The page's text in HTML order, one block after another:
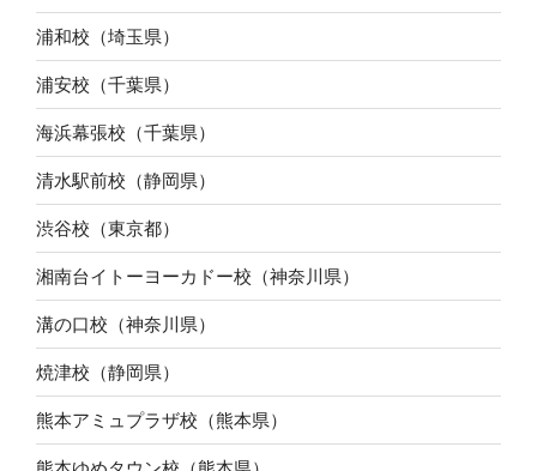
浦和校（埼玉県）
浦安校（千葉県）
海浜幕張校（千葉県）
清水駅前校（静岡県）
渋谷校（東京都）
湘南台イトーヨーカドー校（神奈川県）
溝の口校（神奈川県）
焼津校（静岡県）
熊本アミュプラザ校（熊本県）